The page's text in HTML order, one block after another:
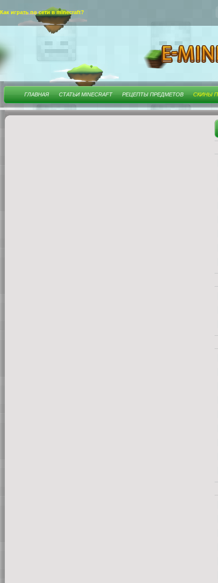
Как играть по сети в minecraft?
ГЛАВНАЯ СТАТЬИ MINECRAFT РЕЦЕПТЫ ПРЕДМЕТОВ СКИНЫ